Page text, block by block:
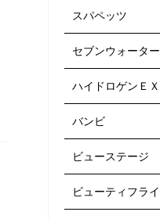
スパペッツ
セブンウォーター
ハイドロゲンＥＸ
バンビ
ビューステージ
ビューティフライ